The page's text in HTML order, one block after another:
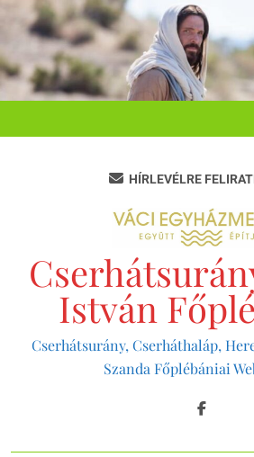
Ugrás
tartalomra
István
Cserhátsurány, Cserháthaláp,
Szanda Főplébániai
HÍRLEVÉLRE